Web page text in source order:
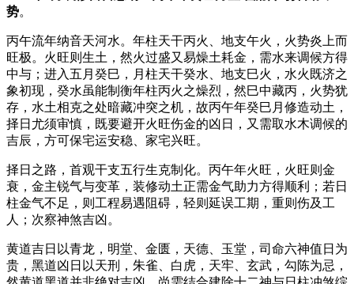
势。
丙午流年纳音天河水。年柱天干丙火、地支午火，火势炎上而
旺极。火旺则生土，然火过盛又易燥土耗金，需水来调候方得
中与；进入五月癸巳，月柱天干癸水、地支巳火，水火既济之
象初现，癸水虽能制衡年柱丙火之燥烈，然巳中藏丙，火势犹
存，水土相克之处暗藏冲突之机，故丙午年癸巳月修造动土，
择日尤须审慎，既要避开火旺伤金的凶日，又需取水木调候的
吉辰，方可保宅运安稳、家宅兴旺。
择日之路，首观干支五行生克制化。丙午年火旺，火旺则金
衰，金主锐气与变革，装修动土正需金气助力方得顺利；若日
柱金气不足，则工程易遇阻碍，轻则延误工期，重则伤及工
人；次察神煞吉凶。
黄道吉日以青龙，明堂、金匮，天德、玉堂，司命六神值日为
贵，黑道凶日以天刑，朱雀、白虎，天牢、玄武，勾陈为忌，